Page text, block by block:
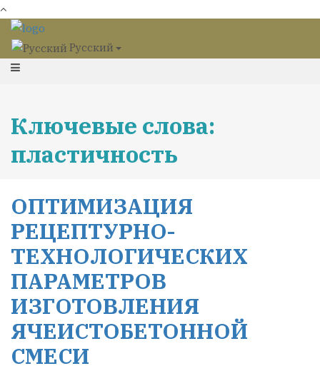
Русский
Ключевые слова:
пластичность
ОПТИМИЗАЦИЯ
РЕЦЕПТУРНО-
ТЕХНОЛОГИЧЕСКИХ
ПАРАМЕТРОВ
ИЗГОТОВЛЕНИЯ
ЯЧЕИСТОБЕТОННОЙ
СМЕСИ